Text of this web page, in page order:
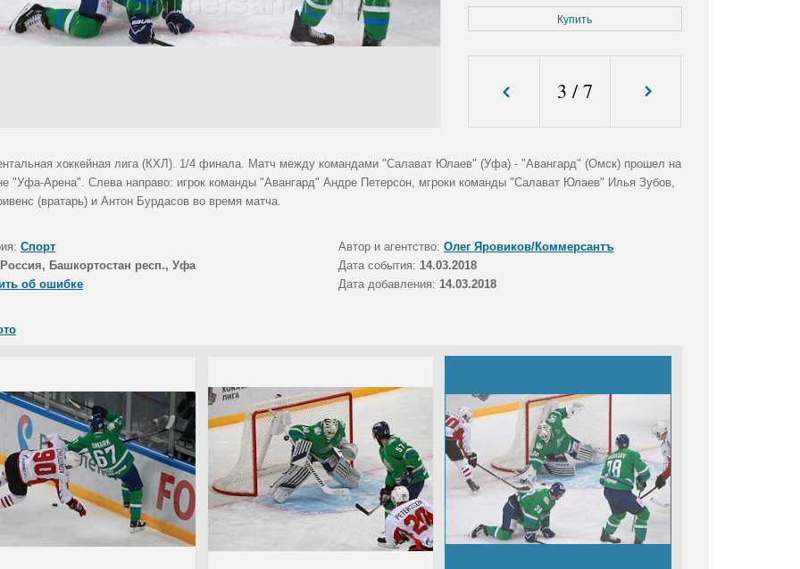
Купить
3 /7
хоккейная лига (КХЛ). 1/4 финала. Матч между командами "Салават Юлаев" (Уфа) - "Авангард" (Омск) прошел на
"Уфа-Арена". Слева направо: игрок команды "Авангард" Андре Петерсон, мгроки команды "Салават Юлаев" Илья Зубов,
(вратарь) и Антон Бурдасов во время матча.
Спорт Автор и агентство: Олег Яровиков/Коммерсантъ
Россия, Башкортостан респ., Уфа Дата события: 14.03.2018
об ошибке
Дата добавления: 14.03.2018